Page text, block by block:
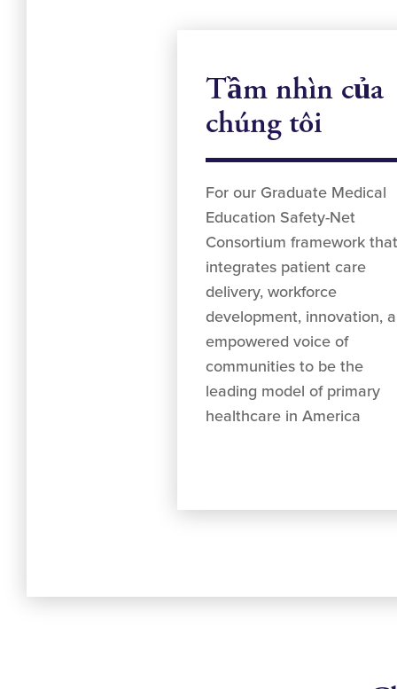
Tầm nhìn của
chúng tôi
For our Graduate Medical
Education Safety-Net
Consortium framework that
integrates patient care
delivery, workforce
development, innovation,
empowered voice of
communities to be the
leading model of primary
healthcare in America